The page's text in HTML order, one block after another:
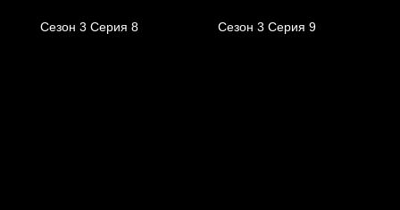
Сезон 3 Серия 8 Сезон 3 Серия 9